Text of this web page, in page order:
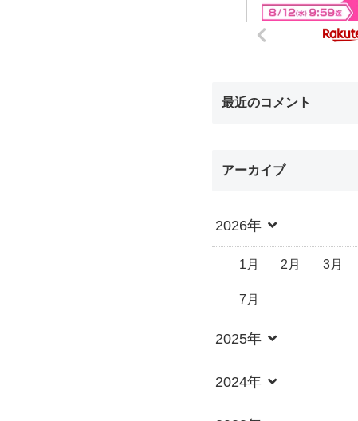
最近のコメント
アーカイブ
2026年
1月 2月 3月
7月
2025年
2024年